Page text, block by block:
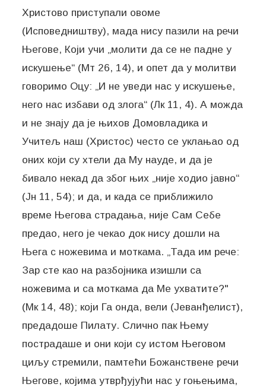
Христово приступали овоме
(Исповедништву), мада нису пазили на речи
Његове, Који учи „молити да се не падне у
искушење“ (Мт 26, 14), и опет да у молитви
говоримо Оцу: „И не уведи нас у искушење,
него нас избави од злога“ (Лк 11, 4). А можда
и не знају да је њихов Домовладика и
Учитељ наш (Христос) често се уклањао од
оних који су хтели да Му науде, и да је
бивало некад да због њих „није ходио јавно“
(Јн 11, 54); и да, и када се приближило
време Његова страдања, није Сам Себе
предао, него је чекао док нису дошли на
Њега с ножевима и моткама. „Тада им рече:
Зар сте као на разбојника изишли са
ножевима и са моткама да Ме ухватите?"
(Мк 14, 48); који Га онда, вели (Јеванђелист),
предадоше Пилату. Слично пак Њему
пострадаше и они који су истом Његовом
циљу стремили, памтећи Божанствене речи
Његове, којима утврђујући нас у гоњењима,